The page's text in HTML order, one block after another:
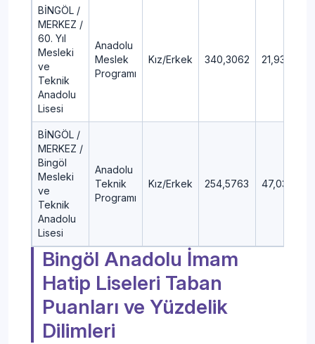
BİNGÖL /
MERKEZ /
60. Yıl
Mesleki
ve
Teknik
Anadolu
Lisesi
Anadolu
Meslek
Programı
Kız/Erkek 340,3062 21,93
BİNGÖL /
MERKEZ /
Bingöl
Mesleki
ve
Teknik
Anadolu
Lisesi
Anadolu
Teknik
Programı
Kız/Erkek 254,5763 47,03
Bingöl Anadolu İmam
Hatip Liseleri Taban
Puanları ve Yüzdelik
Dilimleri